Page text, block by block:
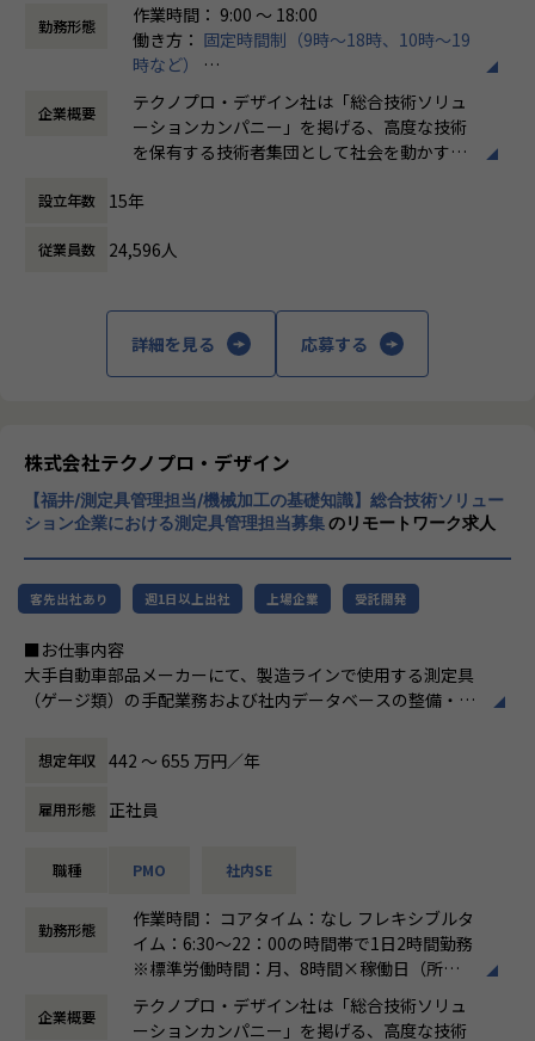
③テスト自動化支援（DevOps/CICD/AI）
④PLM/ALMなどを含めたワークフロービジネス支援（MBSE
【お任せする工程やポジション】
当社ではコンサルティング～構想～PoCといったプリセール
実装、運用までのすべての工程に対応しております。
ただく工程、
【業務の変更の範囲】
会社の定める業務
勤務形態
作業時間： 9:00 ～ 18:00
働き方： 固定時間制（9時～18時、10時～19
時など）
時間外労働の有無： 有（月平均20時間）
休憩時間： 60分
企業概要
テクノプロ・デザイン社は「総合技術ソリュ
ーションカンパニー」を掲げる、高度な技術
を保有する技術者集団として社会を動かすこ
に渡ります。いわゆる技術者派遣と呼ばれ
働く場所に関わらない事業支援や最新技術を
用いた研究開発などを行っています。
程プロジェクトの増加といった世の中で技術
者集団として価値提供を行うために、エンジ
ニアが生涯活躍できる環境を考え事業運営を
行っています。
設立年数 15年
従業員数 24,596人
詳細を見る 応募する
株式会社テクノプロ・デザイン
【福井/測定具管理担当/機械加工の基礎知識】総合技術ソリュー
ション企業における測定具管理担当募集のリモートワーク求人
客先出社あり 週1日以上出社 上場企業 受託開発
■お仕事内容
大手自動車部品メーカーにて、製造ラインで使用する測定具
（ゲージ類）の手配業務および社内データベースの整備・管
【業務内容】
工程設計部門などの依頼者と仕様を調整し、測定具メーカー
との折衝を経て測定具を手配する一連の業務を担当します。
付けてデータベース化する管理業務にも携わります。
【具体的な仕事内容】
◆測定具の手配業務
・ 依頼者（工程設計部門等）との依頼内容の確認・調整
・ 依頼内容をもとにした測定具の仕様決定・仕様書作成
・ 測定具メーカーとの仕様調整・見積依頼・発注手配
想定年収 442 〜 655 万円／年
雇用形態 正社員
職種 PMO 社内SE
勤務形態
作業時間： コアタイム：なし フレキシブルタ
イム：6:30～22：00の時間帯で1日2時間勤務
※標準労働時間：月、8時間×稼働日（所定
時間）の就労義務有
働き方：フルフレックス制
企業概要
テクノプロ・デザイン社は「総合技術ソリュ
ーションカンパニー」を掲げる、高度な技術